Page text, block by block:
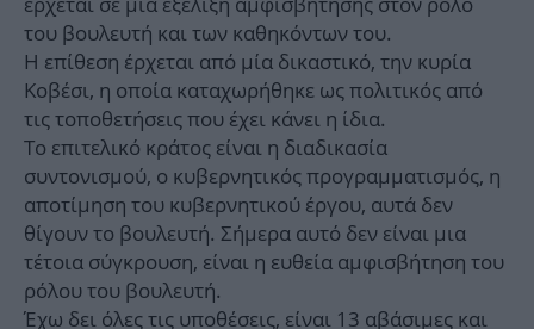
του βουλευτή και των καθηκόντων του.
Η επίθεση έρχεται από μία δικαστικό, την κυρία
Κοβέσι, η οποία καταχωρήθηκε ως πολιτικός από
τις τοποθετήσεις που έχει κάνει η ίδια.
Το επιτελικό κράτος είναι η διαδικασία
συντονισμού, ο κυβερνητικός προγραμματισμός, η
αποτίμηση του κυβερνητικού έργου, αυτά δεν
θίγουν το βουλευτή. Σήμερα αυτό δεν είναι μια
τέτοια σύγκρουση, είναι η ευθεία αμφισβήτηση του
ρόλου του βουλευτή.
Έχω δει όλες τις υποθέσεις, είναι 13 αβάσιμες και